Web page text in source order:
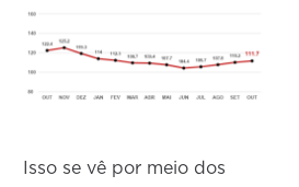
Isso se vê por meio dos